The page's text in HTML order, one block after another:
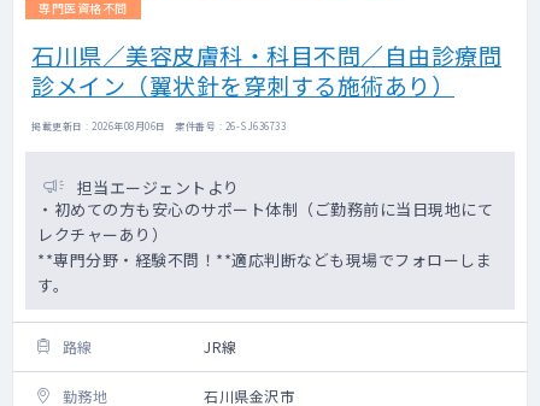
専門医資格不問
石川県／美容皮膚科・科目不問／自由診療問
診メイン（翼状針を穿刺する施術あり）
掲載更新日 : 2026年08月06日 案件番号 : 26-SJ636733
担当エージェントより
・初めての方も安心のサポート体制（ご勤務前に当日現地にて
レクチャーあり）
**専門分野・経験不問！**適応判断なども現場でフォローしま
す。
路線 JR線
勤務地 石川県金沢市